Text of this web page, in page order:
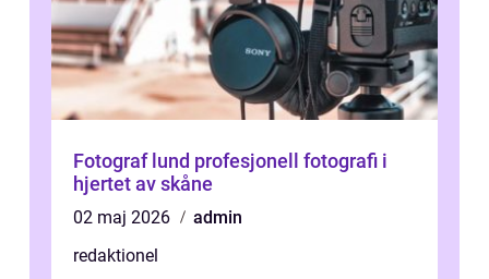
Fotograf lund profesjonell fotografi i
hjertet av skåne
02 maj 2026
admin
redaktionel